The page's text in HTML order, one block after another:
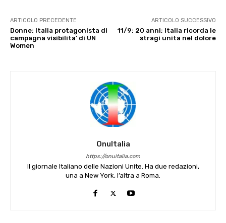
ARTICOLO PRECEDENTE
Donne: Italia protagonista di
campagna visibilita’ di UN
Women
ARTICOLO SUCCESSIVO
11/9: 20 anni; Italia ricorda le
stragi unita nel dolore
OnuItalia
https://onuitalia.com
Il giornale Italiano delle Nazioni Unite. Ha due redazioni,
una a New York, l’altra a Roma.